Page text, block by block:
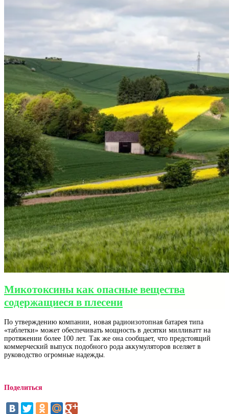
Микотоксины как опасные вещества
содержащиеся в плесени
По утверждению компании, новая радиоизотопная батарея типа
«таблетки» может обеспечивать мощность в десятки милливатт на
протяжении более 100 лет. Так же она сообщает, что предстоящий
коммерческий выпуск подобного рода аккумуляторов вселяет в
руководство огромные надежды.
Поделиться